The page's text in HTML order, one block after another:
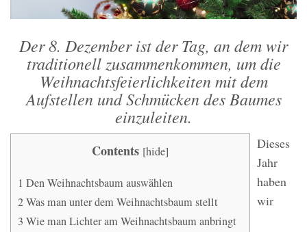
Der 8. Dezember ist der Tag, an dem wir
traditionell zusammenkommen, um die
Weihnachtsfeierlichkeiten mit dem
Aufstellen und Schmücken des Baumes
einzuleiten.
Contents [hide]
1 Den Weihnachtsbaum auswählen
2Was man unter dem Weihnachtsbaum stellt
3 Wie man Lichter am Weihnachtsbaum anbringt
Dieses
Jahr
haben
wir